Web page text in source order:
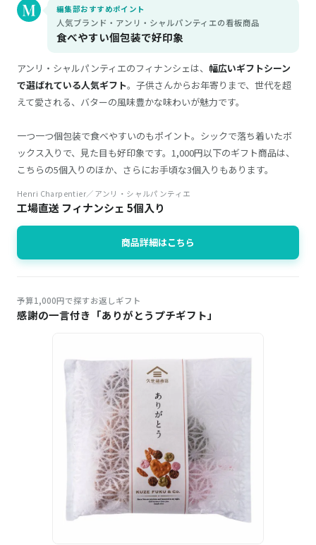
編集部おすすめポイント
人気ブランド・アンリ・シャルパンティエの看板商品
食べやすい個包装で好印象
アンリ・シャルパンティエのフィナンシェは、 幅広いギフトシーン
で選ばれている人気ギフト。子供さんからお年寄りまで、世代を超
えて愛される、バターの風味豊かな味わいが魅力です。
一つ一つ個包装で食べやすいのもポイント。シックで落ち着いたボ
ックス入りで、見た目も好印象です。1,000円以下のギフト商品は、
こちらの5個入りのほか、さらにお手頃な3個入りもあります。
Henri Charpentier／アンリ・シャルパンティエ
工場直送 フィナンシェ 5個入り
商品詳細はこちら
予算1,000円で探すお返しギフト
感謝の一言付き「ありがとうプチギフト」